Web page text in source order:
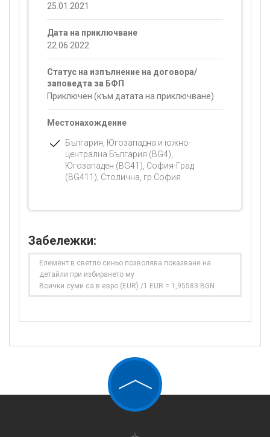
25.01.2021
Дата на приключване
22.06.2022
Статус на изпълнение на договора/
заповедта за БФП
Приключен (към датата на приключване)
Местонахождение
България, Югозападна и южно-
централна България (BG4),
Югозападен (BG41), София-Град
(BG411), Столична, гр.София
Забележки:
Елемент в светло синьо позволява показване на
детайли при избирането му
Всички суми са в евро (EUR) /1 EUR = 1,95583 BGN